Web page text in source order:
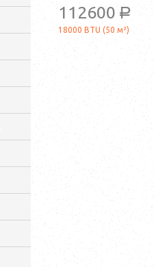
112600 a
18000 BTU (50 м²)